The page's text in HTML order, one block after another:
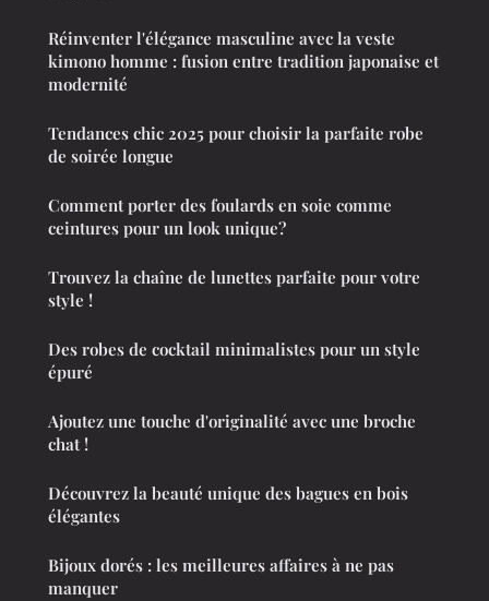
Réinventer l'élégance masculine avec la veste
kimono homme : fusion entre tradition japonaise et
modernité
Tendances chic 2025 pour choisir la parfaite robe
de soirée longue
Comment porter des foulards en soie comme
ceintures pour un look unique?
Trouvez la chaîne de lunettes parfaite pour votre
style !
Des robes de cocktail minimalistes pour un style
épuré
Ajoutez une touche d'originalité avec une broche
chat !
Découvrez la beauté unique des bagues en bois
élégantes
Bijoux dorés : les meilleures affaires à ne pas
manquer